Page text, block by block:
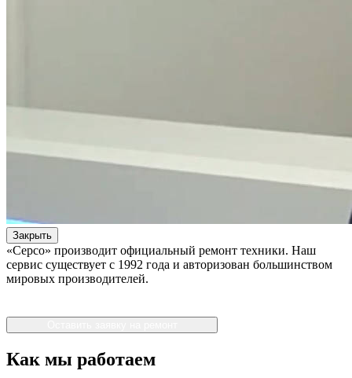
Закрыть
«Серсо» производит официальный ремонт техники. Наш
сервис существует с 1992 года и авторизован большинством
мировых производителей.
Как мы работаем